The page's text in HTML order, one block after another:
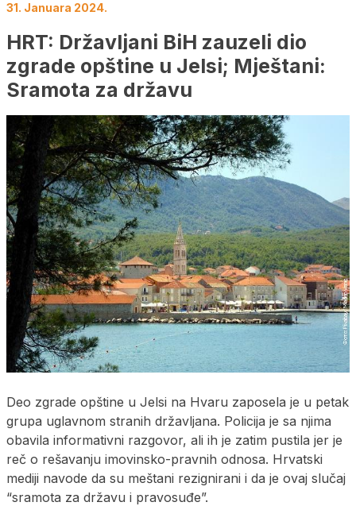
31. Januara 2024.
HRT: Državljani BiH zauzeli dio
zgrade opštine u Jelsi; Mještani:
Sramota za državu
Deo zgrade opštine u Jelsi na Hvaru zaposela je u petak
grupa uglavnom stranih državljana. Policija je sa njima
obavila informativni razgovor, ali ih je zatim pustila jer je
reč o rešavanju imovinsko-pravnih odnosa. Hrvatski
mediji navode da su meštani rezignirani i da je ovaj slučaj
“sramota za državu i pravosuđe”.